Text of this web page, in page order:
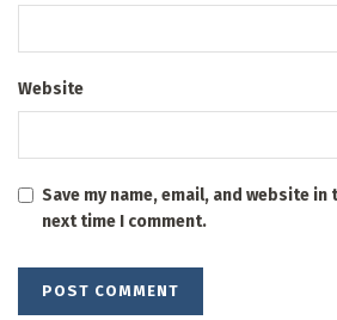
Website
Save my name, email, and website
next time I comment.